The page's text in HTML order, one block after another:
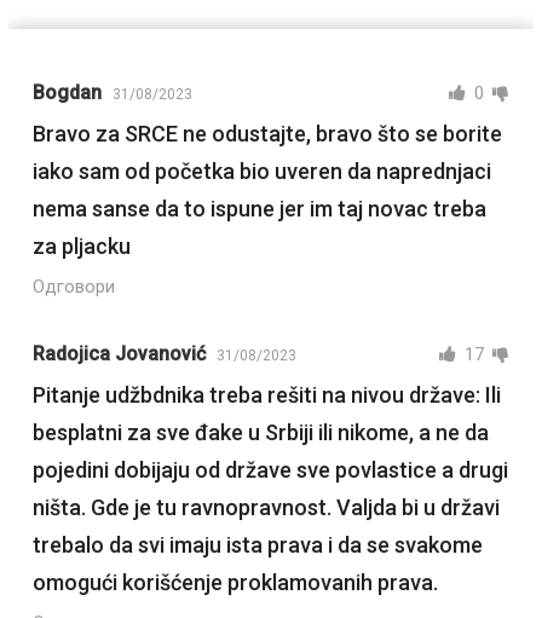
Bogdan 31/08/2023 0
Bravo za SRCE ne odustajte, bravo što se borite
iako sam od početka bio uveren da naprednjaci
nema sanse da to ispune jer im taj novac treba
za pljacku
Одговори
Radojica Jovanović 31/08/2023 17
Pitanje udžbdnika treba rešiti na nivou države: Ili
besplatni za sve đake u Srbiji ili nikome, a ne da
pojedini dobijaju od države sve povlastice a drugi
ništa. Gde je tu ravnopravnost. Valjda bi u državi
trebalo da svi imaju ista prava i da se svakome
omogući korišćenje proklamovanih prava.